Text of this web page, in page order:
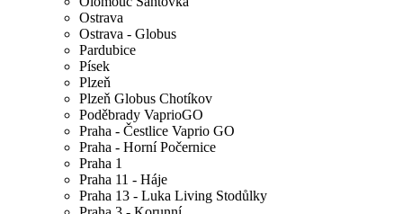
Ostrava
Ostrava - Globus
Pardubice
Písek
Plzeň
Plzeň Globus Chotíkov
Poděbrady VaprioGO
Praha - Čestlice Vaprio GO
Praha - Horní Počernice
Praha 1
Praha 11 - Háje
Praha 13 - Luka Living Stodůlky